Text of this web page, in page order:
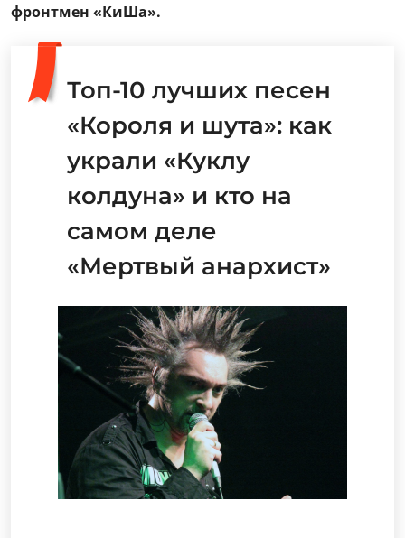
фронтмен «КиШа».
Топ-10 лучших песен
«Короля и шута»: как
украли «Куклу
колдуна» и кто на
самом деле
«Мертвый анархист»